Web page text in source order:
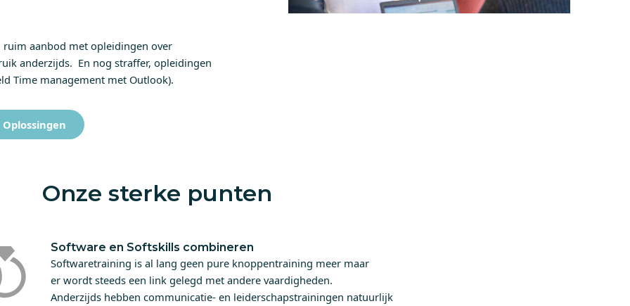
aanbod met opleidingen over
anderzijds. En nog straffer, opleidingen
Time management met Outlook).
Oplossingen
Onze sterke punten
Software en Softskills combineren
Softwaretraining is al lang geen pure knoppentraining meer maar
er wordt steeds een link gelegd met andere vaardigheden.
Anderzijds hebben communicatie- en leiderschapstrainingen natuurlijk